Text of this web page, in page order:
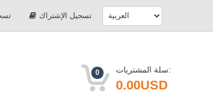
تسجيل الإشتراك
0 سلة المشتريات:
0.00USD